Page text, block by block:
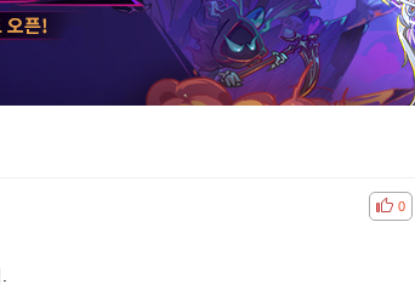
비공감
0